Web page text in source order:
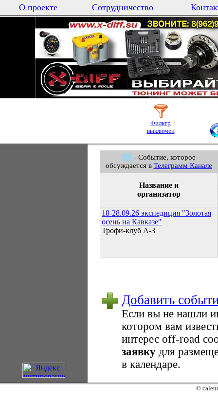
О проекте Сотрудничество
Фильтр
выключен
- Событие, которое
обсуждается в Телеграмм Канале
Название и
организатор
18-28.09.26 экспедиция "Золотая
осень на Кавказе"
Трофи-клуб А-3
Добавить
Если вы не нашли
котором вам
интерес оff-road
заявку для
в календаре.
©